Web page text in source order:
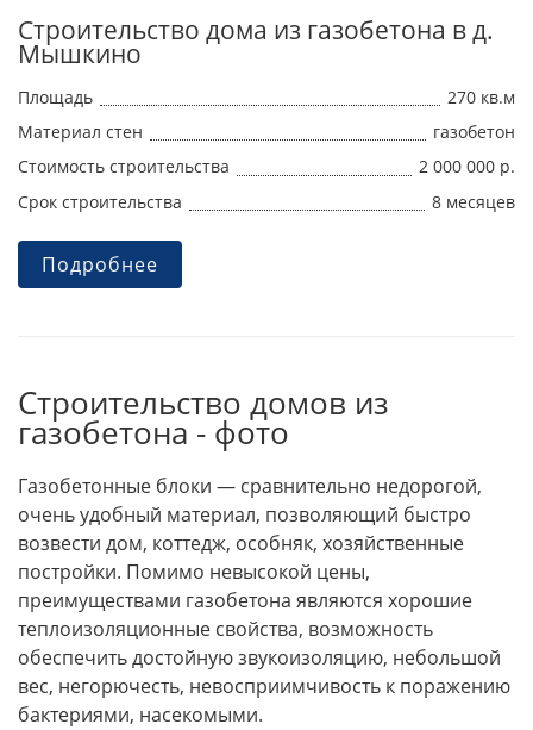
Строительство дома из газобетона в д.
Мышкино
Площадь
270 кв.м
Материал стен
газобетон
Стоимость строительства
2 000 000 р.
Срок строительства
8 месяцев
Подробнее
Строительство домов из
газобетона - фото
Газобетонные блоки — сравнительно недорогой,
очень удобный материал, позволяющий быстро
возвести дом, коттедж, особняк, хозяйственные
постройки. Помимо невысокой цены,
преимуществами газобетона являются хорошие
теплоизоляционные свойства, возможность
обеспечить достойную звукоизоляцию, небольшой
вес, негорючесть, невосприимчивость к поражению
бактериями, насекомыми.